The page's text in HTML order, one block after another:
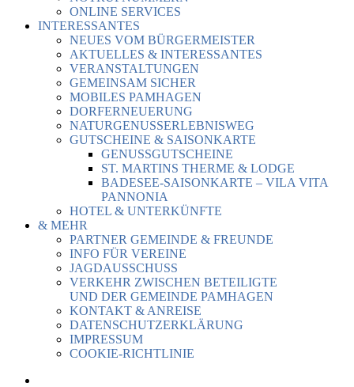
ONLINE SERVICES
INTERESSANTES
NEUES VOM BÜRGERMEISTER
AKTUELLES & INTERESSANTES
VERANSTALTUNGEN
GEMEINSAM SICHER
MOBILES PAMHAGEN
DORFERNEUERUNG
NATURGENUSSERLEBNISWEG
GUTSCHEINE & SAISONKARTE
GENUSSGUTSCHEINE
ST. MARTINS THERME & LODGE
BADESEE-SAISONKARTE – VILA VITA
PANNONIA
HOTEL & UNTERKÜNFTE
& MEHR
PARTNER GEMEINDE & FREUNDE
INFO FÜR VEREINE
JAGDAUSSCHUSS
VERKEHR ZWISCHEN BETEILIGTE
UND DER GEMEINDE PAMHAGEN
KONTAKT & ANREISE
DATENSCHUTZERKLÄRUNG
IMPRESSUM
COOKIE-RICHTLINIE